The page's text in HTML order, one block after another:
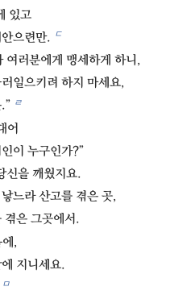
있고
으련만. ㄷ
여러분에게 맹세하게 하니,
일으키려 하지 마세요,
ㄹ
어
이 누구인가?”
신을 깨웠지요.
느라 산고를 겪은 곳,
겪은 그곳에서.
,
지니세요.
ㅁ